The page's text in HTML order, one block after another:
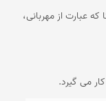
عبارت از مهربانی،
می گیرد.